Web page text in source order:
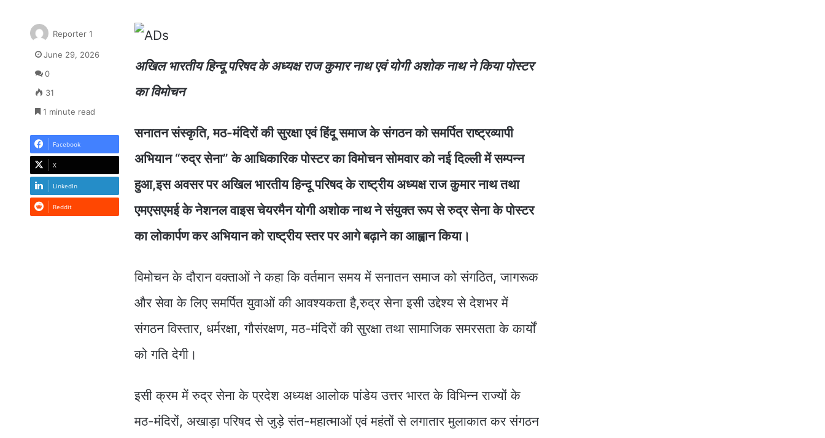
अखिल भारतीय हिन्दू परिषद के अध्यक्ष राज कुमार नाथ एवं योगी अशोक नाथ ने किया पोस्टर
का विमोचन
सनातन संस्कृति, मठ-मंदिरों की सुरक्षा एवं हिंदू समाज के संगठन को समर्पित राष्ट्रव्यापी
अभियान “रुद्र सेना” के आधिकारिक पोस्टर का विमोचन सोमवार को नई दिल्ली में सम्पन्न
हुआ,इस अवसर पर अखिल भारतीय हिन्दू परिषद के राष्ट्रीय अध्यक्ष राज कुमार नाथ तथा
एमएसएमई के नेशनल वाइस चेयरमैन योगी अशोक नाथ ने संयुक्त रूप से रुद्र सेना के पोस्टर
का लोकार्पण कर अभियान को राष्ट्रीय स्तर पर आगे बढ़ाने का आह्वान किया।
विमोचन के दौरान वक्ताओं ने कहा कि वर्तमान समय में सनातन समाज को संगठित, जागरूक
और सेवा के लिए समर्पित युवाओं की आवश्यकता है,रुद्र सेना इसी उद्देश्य से देशभर में
संगठन विस्तार, धर्मरक्षा, गौसंरक्षण, मठ-मंदिरों की सुरक्षा तथा सामाजिक समरसता के कार्यों
को गति देगी।
इसी क्रम में रुद्र सेना के प्रदेश अध्यक्ष आलोक पांडेय उत्तर भारत के विभिन्न राज्यों के
मठ-मंदिरों, अखाड़ा परिषद से जुड़े संत-महात्माओं एवं महंतों से लगातार मुलाकात कर संगठन
Reporter 1
June 29, 2026
0
31
1 minute read
Facebook
X
LinkedIn
Reddit